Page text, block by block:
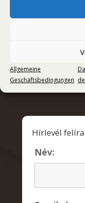
Allgemeine
Geschäftsbedingungen
kedvezményes
Hírlevél
Név: